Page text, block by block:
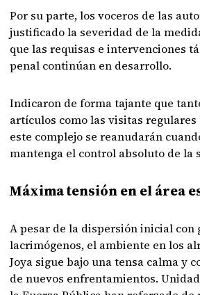
Por su parte, los voceros de las
justificado la severidad de la
que las requisas e intervenciones
penal continúan en desarrollo.
Indicaron de forma tajante que
artículos como las visitas regulares
este complejo se reanudarán
mantenga el control absoluto de la
Máxima tensión en el área
A pesar de la dispersión inicial con
lacrimógenos, el ambiente en los
Joya sigue bajo una tensa calma y
de nuevos enfrentamientos.